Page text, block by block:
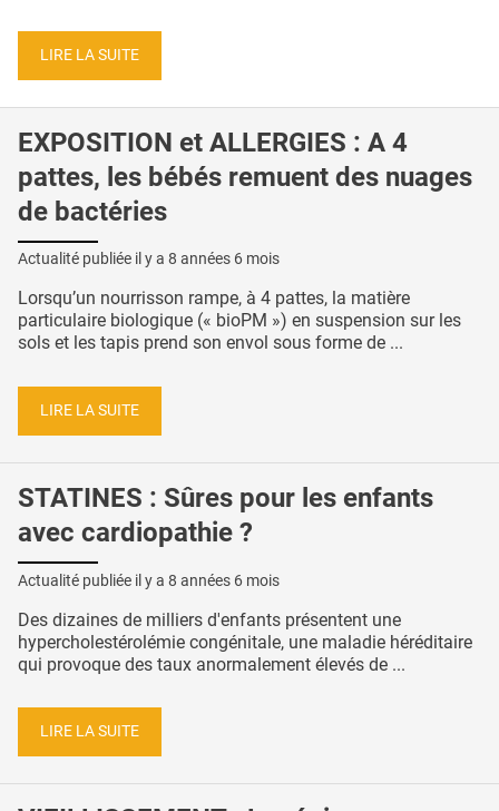
LIRE LA SUITE
EXPOSITION et ALLERGIES : A 4
pattes, les bébés remuent des nuages
de bactéries
Actualité publiée il y a 8 années 6 mois
Lorsqu’un nourrisson rampe, à 4 pattes, la matière
particulaire biologique (« bioPM ») en suspension sur les
sols et les tapis prend son envol sous forme de ...
LIRE LA SUITE
STATINES : Sûres pour les enfants
avec cardiopathie ?
Actualité publiée il y a 8 années 6 mois
Des dizaines de milliers d'enfants présentent une
hypercholestérolémie congénitale, une maladie héréditaire
qui provoque des taux anormalement élevés de ...
LIRE LA SUITE